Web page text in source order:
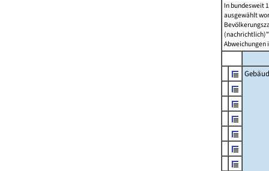
In bundesweit
ausgewählt
Abweichungen